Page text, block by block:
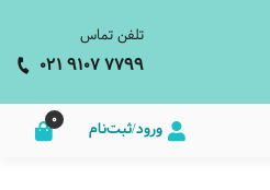
تلفن تماس
021 9107 7799
ورود/ثبت‌نام 0